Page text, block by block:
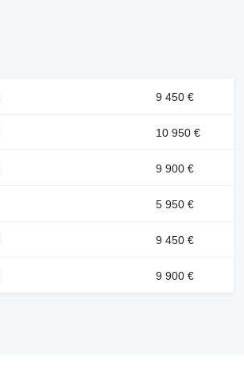
9 450 €
10 950 €
9 900 €
5 950 €
9 450 €
9 900 €